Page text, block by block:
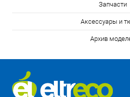
Запчасти
Аксессуары и
Архив